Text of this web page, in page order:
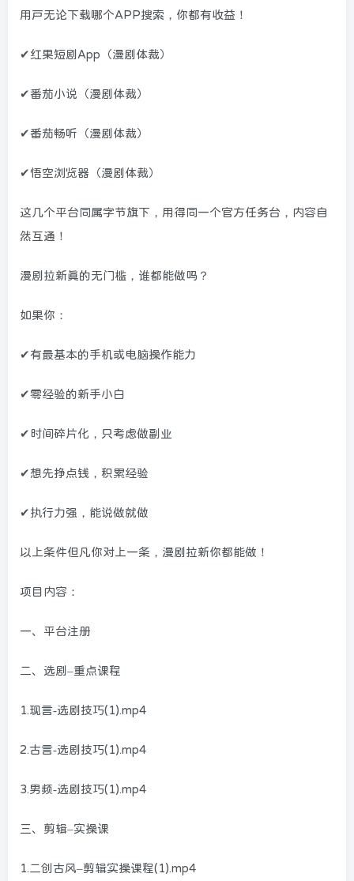
用户无论下载哪个APP搜索，你都有收益！
✔红果短剧App（漫剧体裁）
✔番茄小说（漫剧体裁）
✔番茄畅听（漫剧体裁）
✔悟空浏览器（漫剧体裁）
这几个平台同属字节旗下，用得同一个官方任务台，内容自
然互通！
漫剧拉新真的无门槛，谁都能做吗？
如果你：
✔有最基本的手机或电脑操作能力
✔零经验的新手小白
✔时间碎片化，只考虑做副业
✔想先挣点钱，积累经验
✔执行力强，能说做就做
以上条件但凡你对上一条，漫剧拉新你都能做！
项目内容：
一、平台注册
二、选剧–重点课程
1.现言-选剧技巧(1).mp4
2.古言-选剧技巧(1).mp4
3.男频-选剧技巧(1).mp4
三、剪辑–实操课
1.二创古风–剪辑实操课程(1).mp4